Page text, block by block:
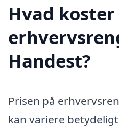
Hvad koster
Handest?
Prisen på
kan variere